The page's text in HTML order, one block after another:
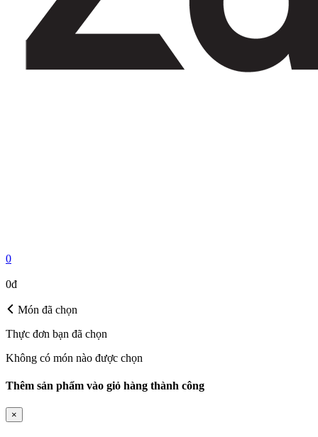
0
0đ
Món đã chọn
Thực đơn bạn đã chọn
Không có món nào được chọn
Thêm sản phẩm vào giỏ hàng thành công
×